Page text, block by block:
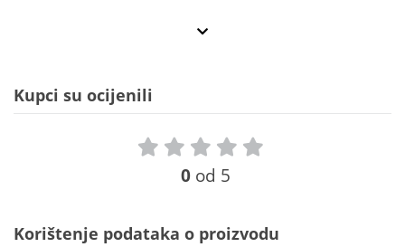
Kupci su ocijenili
0 od 5
Korištenje podataka o proizvodu